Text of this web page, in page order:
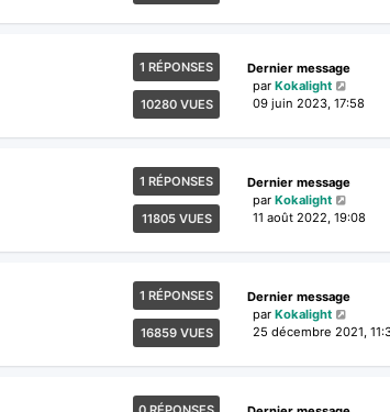
1 RÉPONSES
10280 VUES
Dernier message
par Kokalight
09 juin 2023, 17:58
1 RÉPONSES
11805 VUES
Dernier message
par Kokalight
11 août 2022, 19:08
1 RÉPONSES
16859 VUES
Dernier message
par Kokalight
25 décembre 2021,